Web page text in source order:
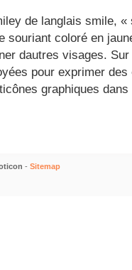
de langlais smile,
souriant coloré en
dautres visages.
pour exprimer
graphiques
- Sitemap